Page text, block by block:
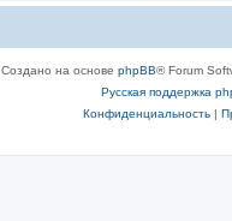
Создано на основе phpBB® Forum
Русская поддержка
Конфиденциальность|